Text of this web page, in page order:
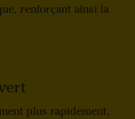
renforçant ainsi la
plus rapidement,